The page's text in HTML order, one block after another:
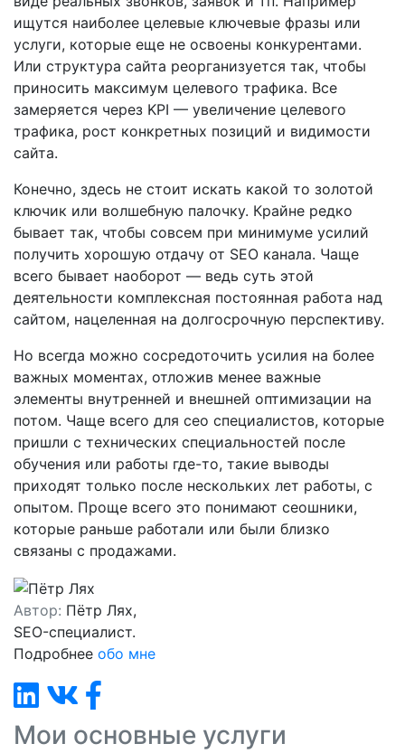
ищутся наиболее целевые ключевые фразы или
услуги, которые еще не освоены конкурентами.
Или структура сайта реорганизуется так, чтобы
приносить максимум целевого трафика. Все
замеряется через KPI — увеличение целевого
трафика, рост конкретных позиций и видимости
сайта.
Конечно, здесь не стоит искать какой то золотой
ключик или волшебную палочку. Крайне редко
бывает так, чтобы совсем при минимуме усилий
получить хорошую отдачу от SEO канала. Чаще
всего бывает наоборот — ведь суть этой
деятельности комплексная постоянная работа над
сайтом, нацеленная на долгосрочную перспективу.
Но всегда можно сосредоточить усилия на более
важных моментах, отложив менее важные
элементы внутренней и внешней оптимизации на
потом. Чаще всего для сео специалистов, которые
пришли с технических специальностей после
обучения или работы где-то, такие выводы
приходят только после нескольких лет работы, с
опытом. Проще всего это понимают сеошники,
которые раньше работали или были близко
связаны с продажами.
Автор: Пётр Лях,
SEO-специалист.
Подробнее обо мне
Мои основные услуги